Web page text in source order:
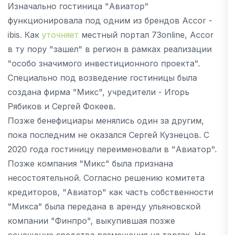
Изначально гостиница "Авиатор"
функционировала под одним из брендов Accor -
ibis. Как уточняет местный портал 73online, Accor
в ту пору "зашел" в регион в рамках реализации
"особо значимого инвестиционного проекта".
Специально под возведение гостиницы была
создана фирма "Микс", учредители - Игорь
Рябиков и Сергей Фокеев.
Позже бенефициары менялись один за другим,
пока последним не оказался Сергей Кузнецов. С
2020 года гостиницу переименовали в "Авиатор".
Позже компания "Микс" была признана
несостоятельной. Согласно решению комитета
кредиторов, "Авиатор" как часть собственности
"Микса" была передана в аренду ульяновской
компании "Финпро", выкупившая позже